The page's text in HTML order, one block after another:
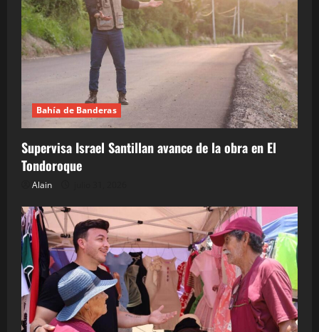
Bahía de Banderas
Supervisa Israel Santillan avance de la obra en El
Tondoroque
Alain